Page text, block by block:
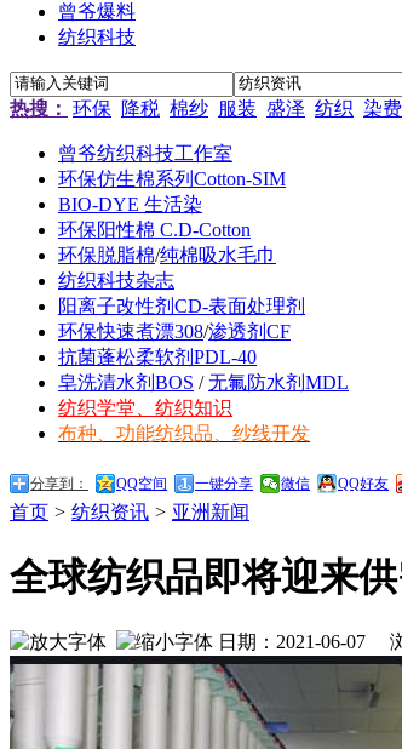
曾爷爆料
纺织科技
热搜： 环保 降税 棉纱 服装 盛泽 纺织 染费
曾爷纺织科技工作室
环保仿生棉系列Cotton-SIM
BIO-DYE 生活染
环保阳性棉 C.D-Cotton
环保脱脂棉/纯棉吸水毛巾
纺织科技杂志
阳离子改性剂CD-表面处理剂
环保快速煮漂308/渗透剂CF
抗菌蓬松柔软剂PDL-40
皂洗清水剂BOS /无氟防水剂MDL
纺织学堂、纺织知识
布种、功能纺织品、纱线开发
分享到： QQ空间 一键分享 微信 QQ好友
首页 > 纺织资讯 > 亚洲新闻
全球纺织品即将迎来
日期：2021-06-07